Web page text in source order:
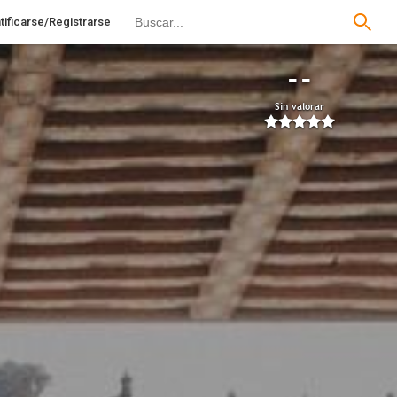
Registrarse
--
Sin valorar